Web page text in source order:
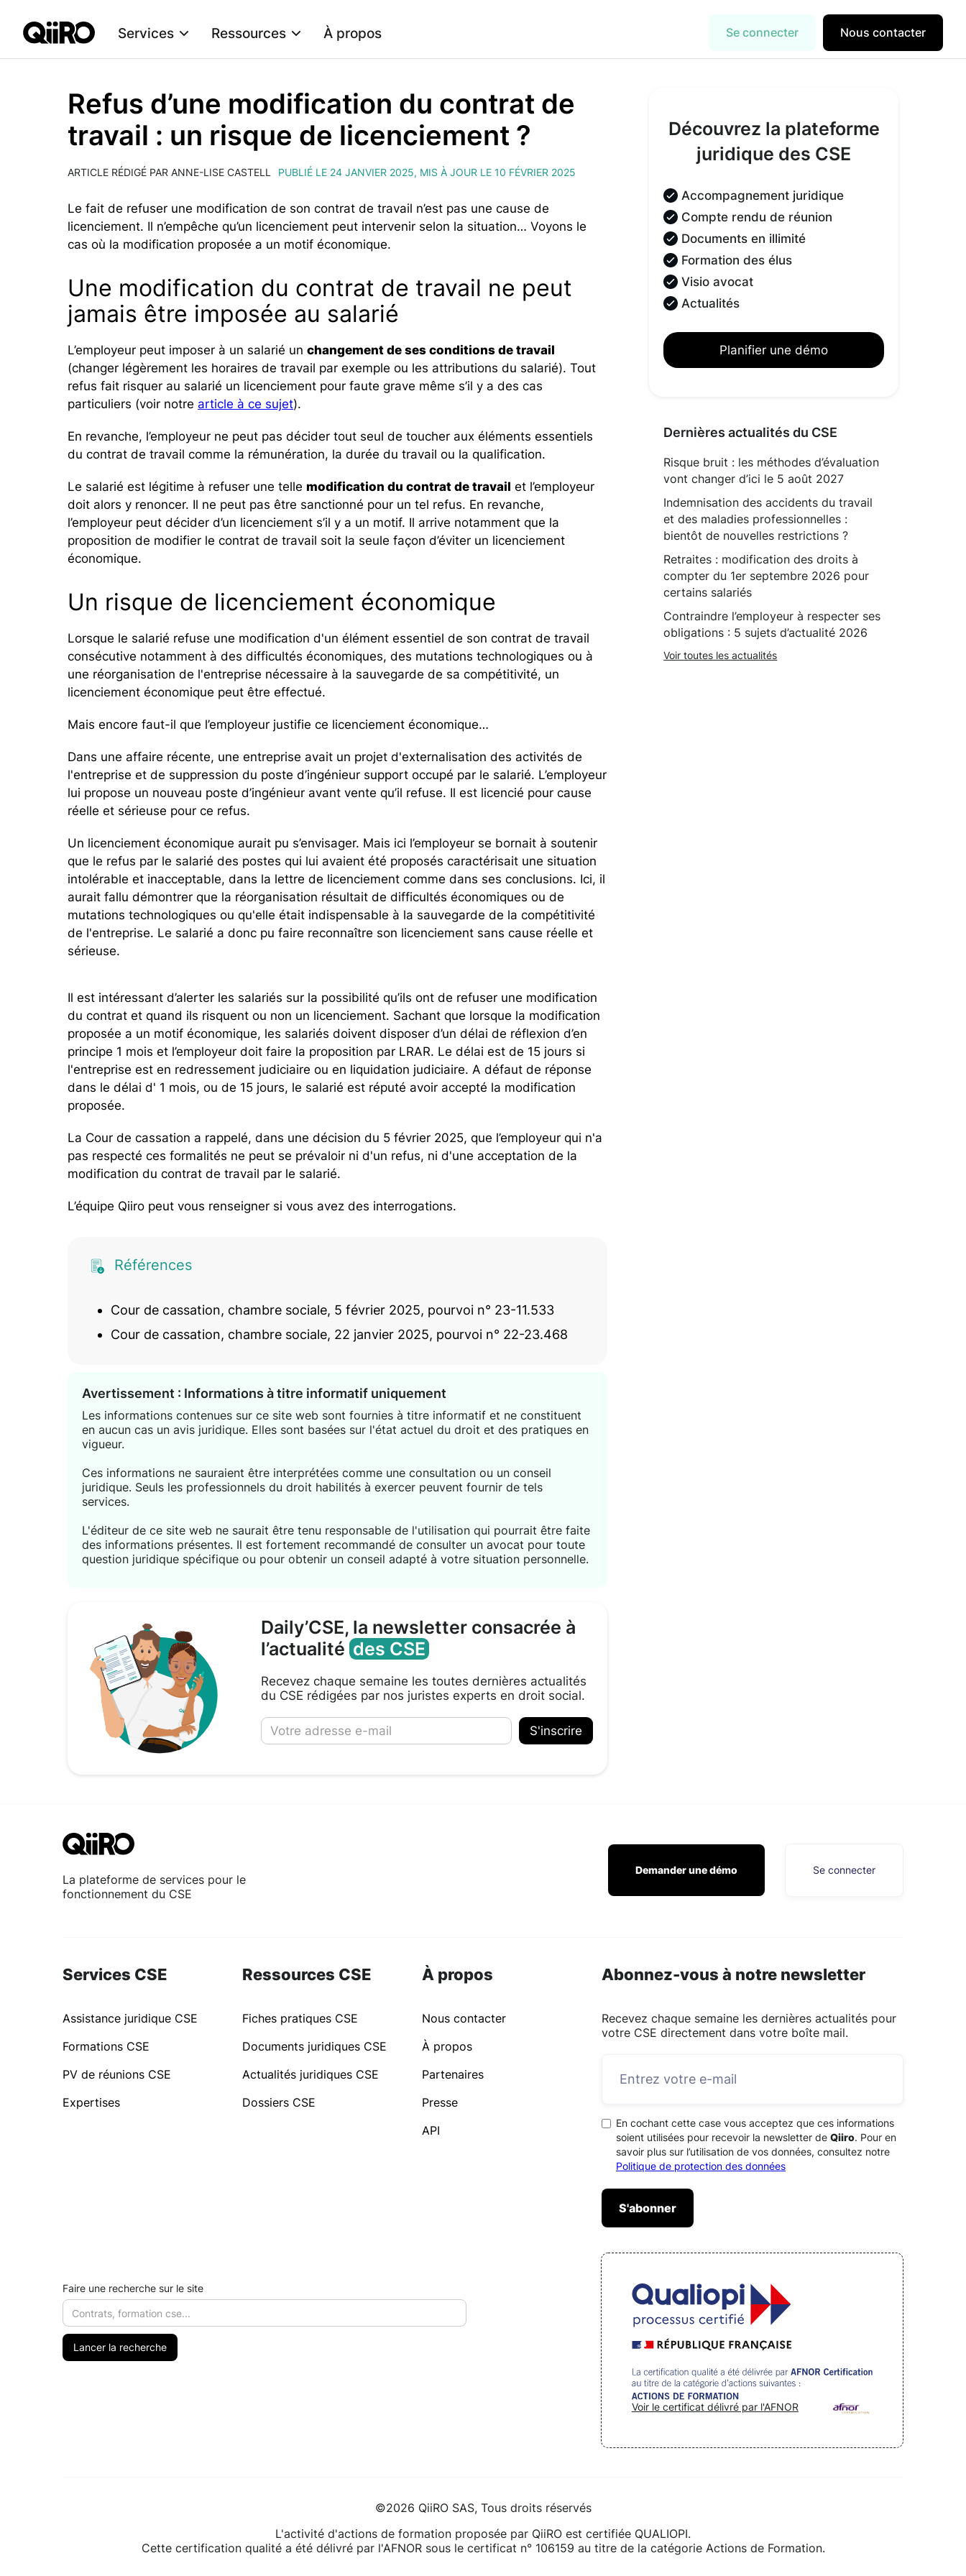
Services Ressources À propos Se connecter Nous contacter
Refus d’une modification du contrat de
travail : un risque de licenciement ?
ARTICLE RÉDIGÉ PAR ANNE-LISE CASTELL PUBLIÉ LE 24 JANVIER 2025, MIS À JOUR LE 10 FÉVRIER 2025
Le fait de refuser une modification de son contrat de travail n’est pas une cause de
licenciement. Il n’empêche qu’un licenciement peut intervenir selon la situation… Voyons le
cas où la modification proposée a un motif économique.
Une modification du contrat de travail ne peut
jamais être imposée au salarié
L’employeur peut imposer à un salarié unchangement de ses conditions de travail
(changer légèrement les horaires de travail par exemple ou les attributions du salarié). Tout
refus fait risquer au salarié un licenciement pour faute grave même s’il y a des cas
particuliers (voir notre article à ce sujet).
En revanche, l’employeur ne peut pas décider tout seul de toucher aux éléments essentiels
du contrat de travail comme la rémunération, la durée du travail ou la qualification.
Le salarié est légitime à refuser une telle modification du contrat de travail et l’employeur
doit alors y renoncer. Il ne peut pas être sanctionné pour un tel refus. En revanche,
l’employeur peut décider d’un licenciement s’il y a un motif. Il arrive notamment que la
proposition de modifier le contrat de travail soit la seule façon d’éviter un licenciement
économique.
Un risque de licenciement économique
Lorsque le salarié refuse une modification d'un élément essentiel de son contrat de travail
consécutive notamment à des difficultés économiques, des mutations technologiques ou à
une réorganisation de l'entreprise nécessaire à la sauvegarde de sa compétitivité, un
licenciement économique peut être effectué.
Mais encore faut-il que l’employeur justifie ce licenciement économique…
Dans une affaire récente, une entreprise avait un projet d'externalisation des activités de
l'entreprise et de suppression du poste d’ingénieur support occupé par le salarié. L’employeur
lui propose un nouveau poste d’ingénieur avant vente qu’il refuse. Il est licencié pour cause
réelle et sérieuse pour ce refus.
Un licenciement économique aurait pu s’envisager. Mais ici l’employeur se bornait à soutenir
que le refus par le salarié des postes qui lui avaient été proposés caractérisait une situation
intolérable et inacceptable, dans la lettre de licenciement comme dans ses conclusions. Ici, il
aurait fallu démontrer que la réorganisation résultait de difficultés économiques ou de
mutations technologiques ou qu'elle était indispensable à la sauvegarde de la compétitivité
de l'entreprise. Le salarié a donc pu faire reconnaître son licenciement sans cause réelle et
sérieuse.
Il est intéressant d’alerter les salariés sur la possibilité qu’ils ont de refuser une modification
du contrat et quand ils risquent ou non un licenciement. Sachant que lorsque la modification
proposée a un motif économique, les salariés doivent disposer d’un délai de réflexion d’en
principe 1 mois et l’employeur doit faire la proposition par LRAR. Le délai est de 15 jours si
l'entreprise est en redressement judiciaire ou en liquidation judiciaire. A défaut de réponse
dans le délai d' 1 mois, ou de 15 jours, le salarié est réputé avoir accepté la modification
proposée.
La Cour de cassation a rappelé, dans une décision du 5 février 2025, que l’employeur qui n'a
pas respecté ces formalités ne peut se prévaloir ni d'un refus, ni d'une acceptation de la
modification du contrat de travail par le salarié.
L’équipe Qiiro peut vous renseigner si vous avez des interrogations.
Références
Cour de cassation, chambre sociale, 5 février 2025, pourvoi n° 23-11.533
Cour de cassation, chambre sociale, 22 janvier 2025, pourvoi n° 22-23.468
Avertissement : Informations à titre informatif uniquement
Les informations contenues sur ce site web sont fournies à titre informatif et ne constituent
en aucun cas un avis juridique. Elles sont basées sur l'état actuel du droit et des pratiques en
vigueur.
Ces informations ne sauraient être interprétées comme une consultation ou un conseil
juridique. Seuls les professionnels du droit habilités à exercer peuvent fournir de tels
services.
L'éditeur de ce site web ne saurait être tenu responsable de l'utilisation qui pourrait être faite
des informations présentes. Il est fortement recommandé de consulter un avocat pour toute
question juridique spécifique ou pour obtenir un conseil adapté à votre situation personnelle.
Daily’CSE, la newsletter consacrée à
l’actualitédes CSE
Recevez chaque semaine les toutes dernières actualités
du CSE rédigées par nos juristes experts en droit social.
Découvrez la plateforme
juridique des CSE
Accompagnement juridique
Compte rendu de réunion
Documents en illimité
Formation des élus
Visio avocat
Actualités
Planifier une démo
Dernières actualités du CSE
Risque bruit : les méthodes d’évaluation
vont changer d’ici le 5 août 2027
Indemnisation des accidents du travail
et des maladies professionnelles :
bientôt de nouvelles restrictions ?
Retraites : modification des droits à
compter du 1er septembre 2026 pour
certains salariés
Contraindre l’employeur à respecter ses
obligations : 5 sujets d’actualité 2026
Voir toutes les actualités
La plateforme de services pour le
fonctionnement du CSE
Demander une démo Se connecter
Services CSE
Assistance juridique CSE
Formations CSE
PV de réunions CSE
Expertises
Ressources CSE
Fiches pratiques CSE
Documents juridiques CSE
Actualités juridiques CSE
Dossiers CSE
À propos
Nous contacter
À propos
Partenaires
Presse
API
Abonnez-vous à notre newsletter
Recevez chaque semaine les dernières actualités pour
votre CSE directement dans votre boîte mail.
En cochant cette case vous acceptez que ces informations
soient utilisées pour recevoir la newsletter de Qiiro. Pour en
savoir plus sur l’utilisation de vos données, consultez notre
Politique de protection des données
Faire une recherche sur le site
Voir le certificat délivré par l'AFNOR
©2026 QiiRO SAS, Tous droits réservés
L'activité d'actions de formation proposée par QiiRO est certifiée QUALIOPI.
Cette certification qualité a été délivré par l'AFNOR sous le certificat n° 106159 au titre de la catégorie Actions de Formation.